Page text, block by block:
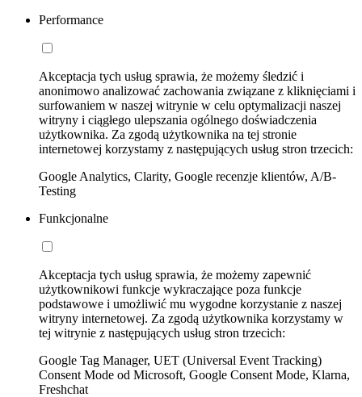
Performance
Akceptacja tych usług sprawia, że możemy śledzić i
anonimowo analizować zachowania związane z kliknięciami i
surfowaniem w naszej witrynie w celu optymalizacji naszej
witryny i ciągłego ulepszania ogólnego doświadczenia
użytkownika. Za zgodą użytkownika na tej stronie
internetowej korzystamy z następujących usług stron trzecich:
Google Analytics, Clarity, Google recenzje klientów, A/B-
Testing
Funkcjonalne
Akceptacja tych usług sprawia, że możemy zapewnić
użytkownikowi funkcje wykraczające poza funkcje
podstawowe i umożliwić mu wygodne korzystanie z naszej
witryny internetowej. Za zgodą użytkownika korzystamy w
tej witrynie z następujących usług stron trzecich:
Google Tag Manager, UET (Universal Event Tracking)
Consent Mode od Microsoft, Google Consent Mode, Klarna,
Freshchat